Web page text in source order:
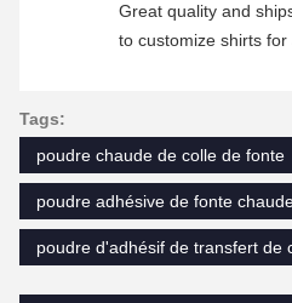
Great quality and
to customize shirts for
Tags:
poudre chaude de colle de fonte
poudre adhésive de fonte
poudre d'adhésif de transfert de